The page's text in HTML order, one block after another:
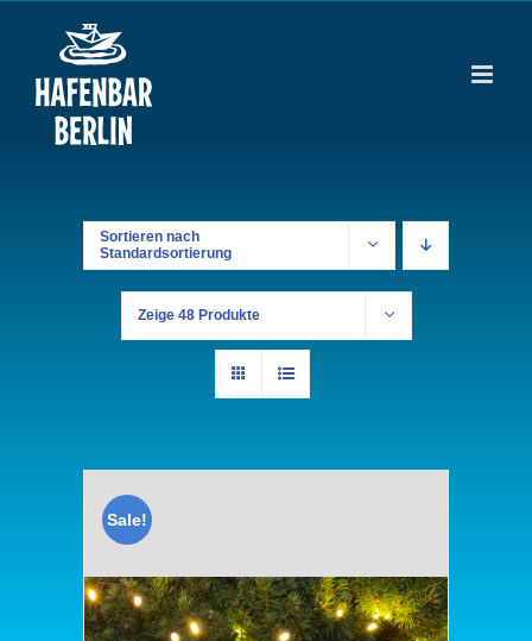
springen
Sortieren nach
Standardsortierung
Zeige 48 Produkte
Sale!